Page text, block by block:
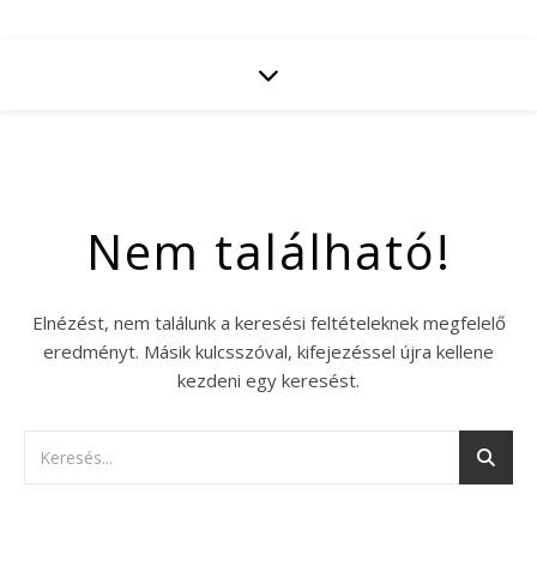
Nem található!
Elnézést, nem találunk a keresési feltételeknek megfelelő
eredményt. Másik kulcsszóval, kifejezéssel újra kellene
kezdeni egy keresést.